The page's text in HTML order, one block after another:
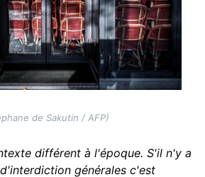
de Sakutin / AFP)
différent à l'époque. S'il n'y a
générales c'est